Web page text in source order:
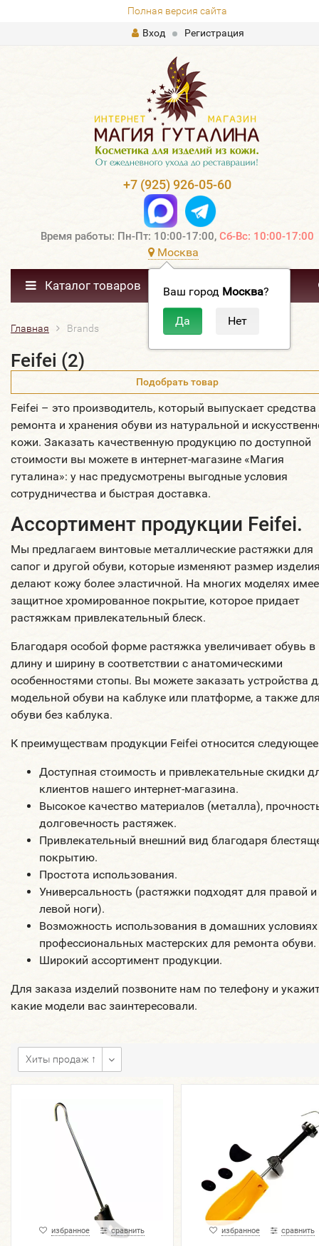
Полная версия сайта
Вход
Регистрация
+7 (925) 926-05-60
Время работы: Пн-Пт: 10:00-17:00, Сб-Вс: 10:00-17:00
Москва
Ваш город Москва?
Каталог товаров
Главная Brands
Feifei (2)
Подобрать товар
Feifei – это производитель, который выпускает
ремонта и хранения обуви из натуральной и
кожи. Заказать качественную продукцию по доступной
стоимости вы можете в интернет-магазине «Магия
гуталина»: у нас предусмотрены выгодные условия
сотрудничества и быстрая доставка.
Ассортимент продукции Feifei.
Мы предлагаем винтовые металлические растяжки для
сапог и другой обуви, которые изменяют размер
делают кожу более эластичной. На многих моделях
защитное хромированное покрытие, которое придает
растяжкам привлекательный блеск.
Благодаря особой форме растяжка увеличивает обувь в
длину и ширину в соответствии с анатомическими
особенностями стопы. Вы можете заказать устройства
модельной обуви на каблуке или платформе, а также
обуви без каблука.
К преимуществам продукции Feifei относится
Доступная стоимость и привлекательные скидки
клиентов нашего интернет-магазина.
Высокое качество материалов (металла),
долговечность растяжек.
Привлекательный внешний вид благодаря
покрытию.
Простота использования.
Универсальность (растяжки подходят для правой и
левой ноги).
Возможность использования в домашних
профессиональных мастерских для ремонта обуви.
Широкий ассортимент продукции.
Для заказа изделий позвоните нам по телефону и
какие модели вас заинтересовали.
Хиты продаж ↑
избранное сравнить избранное сравнить